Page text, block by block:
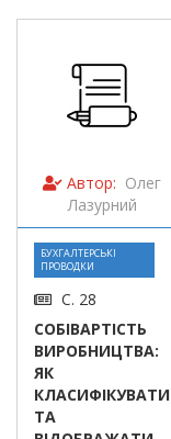
Автор: Олег
Лазурний
БУХГАЛТЕРСЬКІ
ПРОВОДКИ
С. 28
СОБІВАРТІСТЬ
ВИРОБНИЦТВА:
ЯК
КЛАСИФІКУВАТИ
ТА